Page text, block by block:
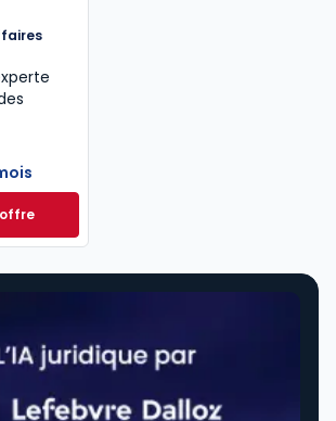
Droit des affaires à partir de